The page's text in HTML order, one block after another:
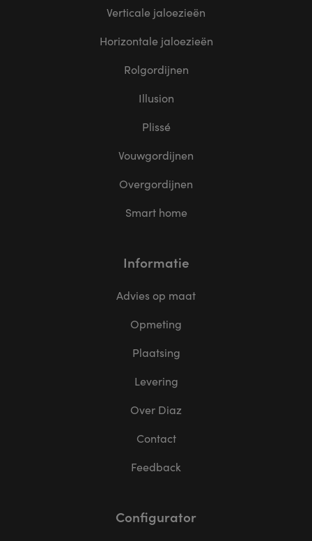
Verticale jaloezieën
Horizontale jaloezieën
Rolgordijnen
Illusion
Plissé
Vouwgordijnen
Overgordijnen
Smart home
Informatie
Advies op maat
Opmeting
Plaatsing
Levering
Over Diaz
Contact
Feedback
Configurator